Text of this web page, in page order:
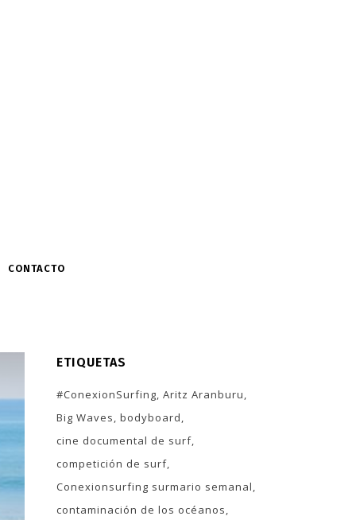
CONTACTO
ETIQUETAS
#ConexionSurfing Aritz Aranburu
Big Waves bodyboard
cine documental de surf
competición de surf
Conexionsurfing surmario semanal
contaminación de los océanos